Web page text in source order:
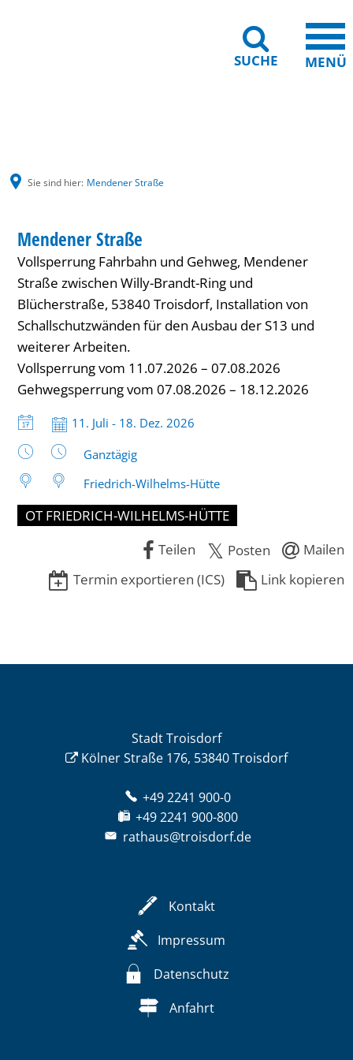
SUCHE MENÜ
Sie sind hier: Mendener Straße
Straße
Mendener Straße
Vollsperrung Fahrbahn und Gehweg, Mendener
Straße zwischen Willy-Brandt-Ring und
Blücherstraße, 53840 Troisdorf, Installation von
Schallschutzwänden für den Ausbau der S13 und
weiterer Arbeiten.
Vollsperrung vom 11.07.2026 – 07.08.2026
Gehwegsperrung vom 07.08.2026 – 18.12.2026
Datum:
11. Juli - 18. Dez. 2026
Uhrzeit:
Ganztägig
Friedrich-Wilhelms-Hütte
OT FRIEDRICH-WILHELMS-HÜTTE
Teilen
Posten
Mailen
Termin exportieren (ICS)
Link kopieren
Stadt Troisdorf
Kölner Straße 176, 53840 Troisdorf
+49 2241 900-0
+49 2241 900-800
rathaus@troisdorf.de
Kontakt
Impressum
Datenschutz
Anfahrt